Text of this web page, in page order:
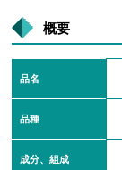
概要
品名
品種
成分、組成